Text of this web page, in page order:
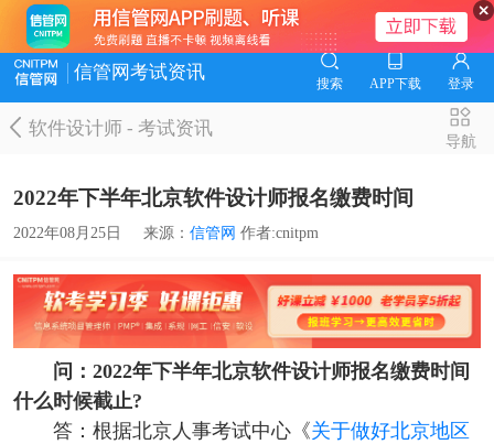
信管网考试资讯
搜索 APP下载 登录
软件设计师-考试资讯
导航
2022年下半年北京软件设计师报名缴费时间
2022年08月25日 来源： 信管网 作者:cnitpm
问：2022年下半年北京软件设计师报名缴费时间
什么时候截止?
答：根据北京人事考试中心《关于做好北京地区